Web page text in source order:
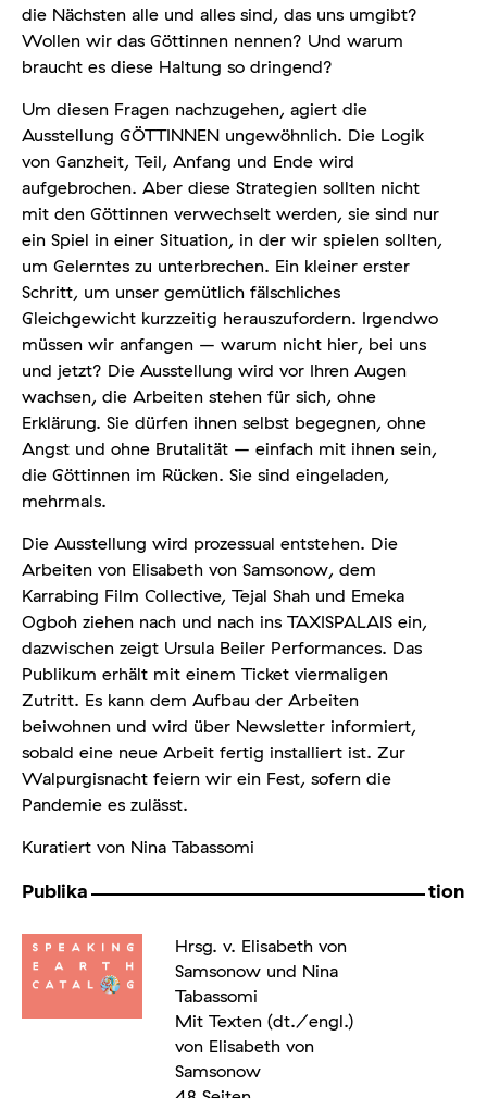
die Nächsten alle und alles sind, das uns umgibt?
Wollen wir das Göttinnen nennen? Und warum
braucht es diese Haltung so dringend?
Um diesen Fragen nachzugehen, agiert die
Ausstellung GÖTTINNEN ungewöhnlich. Die Logik
von Ganzheit, Teil, Anfang und Ende wird
aufgebrochen. Aber diese Strategien sollten nicht
mit den Göttinnen verwechselt werden, sie sind nur
ein Spiel in einer Situation, in der wir spielen sollten,
um Gelerntes zu unterbrechen. Ein kleiner erster
Schritt, um unser gemütlich fälschliches
Gleichgewicht kurzzeitig herauszufordern. Irgendwo
müssen wir anfangen – warum nicht hier, bei uns
und jetzt? Die Ausstellung wird vor Ihren Augen
wachsen, die Arbeiten stehen für sich, ohne
Erklärung. Sie dürfen ihnen selbst begegnen, ohne
Angst und ohne Brutalität – einfach mit ihnen sein,
die Göttinnen im Rücken. Sie sind eingeladen,
mehrmals.
Die Ausstellung wird prozessual entstehen. Die
Arbeiten von Elisabeth von Samsonow, dem
Karrabing Film Collective, Tejal Shah und Emeka
Ogboh ziehen nach und nach ins TAXISPALAIS ein,
dazwischen zeigt Ursula Beiler Performances. Das
Publikum erhält mit einem Ticket viermaligen
Zutritt. Es kann dem Aufbau der Arbeiten
beiwohnen und wird über Newsletter informiert,
sobald eine neue Arbeit fertig installiert ist. Zur
Walpurgisnacht feiern wir ein Fest, sofern die
Pandemie es zulässt.
Kuratiert von Nina Tabassomi
Publika tion
Hrsg. v. Elisabeth von
Samsonow und Nina
Tabassomi
Mit Texten (dt./engl.)
von Elisabeth von
Samsonow